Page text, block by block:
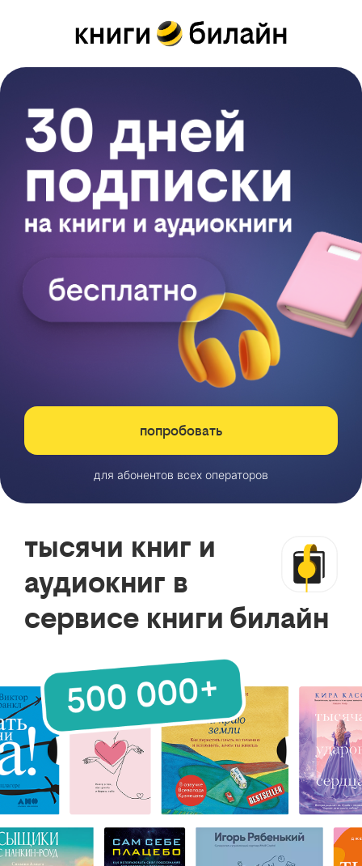
попробовать
для абонентов всех операторов
тысячи книг и
аудиокниг в
сервисе книги билайн